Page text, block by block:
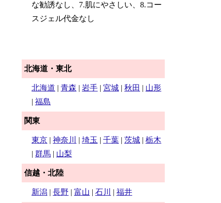
な勧誘なし、7.肌にやさしい、8.コー
スジェル代金なし
北海道・東北
北海道 | 青森 | 岩手 | 宮城 | 秋田 | 山形
| 福島
関東
東京 | 神奈川 | 埼玉 | 千葉 | 茨城 | 栃木
| 群馬 | 山梨
信越・北陸
新潟 | 長野 | 富山 | 石川 | 福井